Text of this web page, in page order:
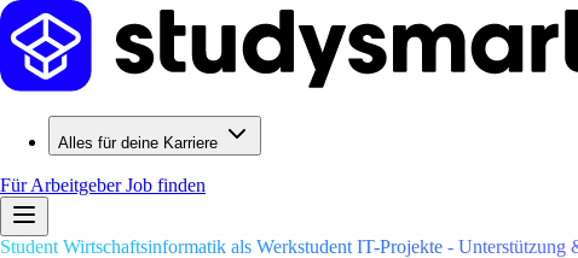
Alles für deine Karriere
Für ArbeitgeberJob finden
Student Wirtschaftsinformatik als Werkstudent IT-Projekte -